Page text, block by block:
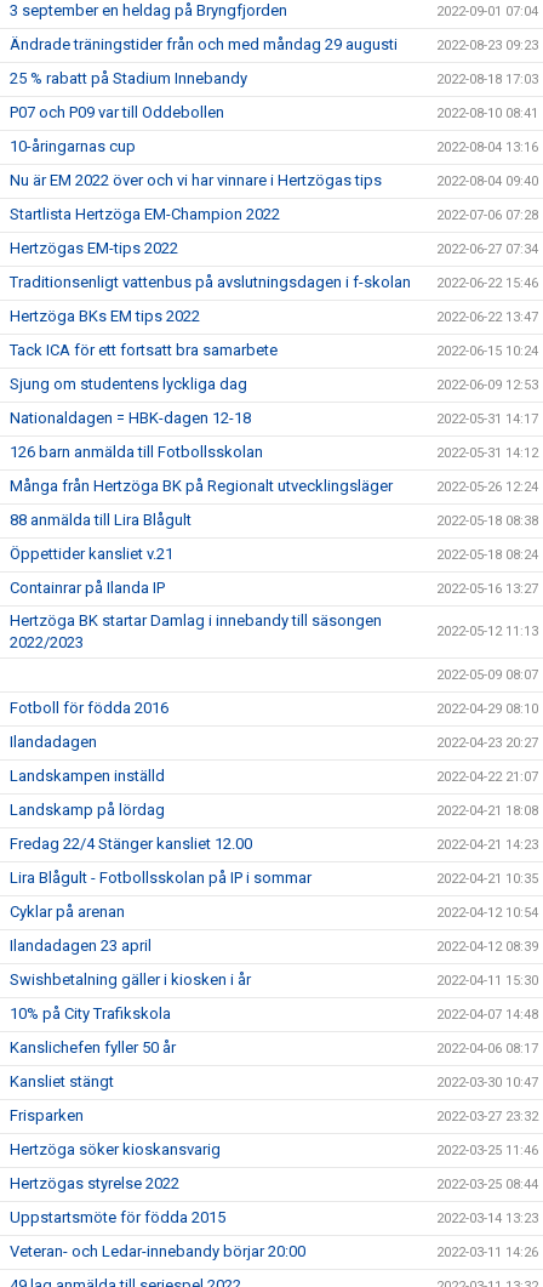
3 september en heldag på Bryngfjorden 2022-09-01 07:04
Ändrade träningstider från och med måndag 29 augusti 2022-08-23 09:23
25 % rabatt på Stadium Innebandy 2022-08-18 17:03
P07 och P09 var till Oddebollen 2022-08-10 08:41
10-åringarnas cup 2022-08-04 13:16
Nu är EM 2022 över och vi har vinnare i Hertzögas tips 2022-08-04 09:40
Startlista Hertzöga EM-Champion 2022 2022-07-06 07:28
Hertzögas EM-tips 2022 2022-06-27 07:34
Traditionsenligt vattenbus på avslutningsdagen i f-skolan 2022-06-22 15:46
Hertzöga BKs EM tips 2022 2022-06-22 13:47
Tack ICA för ett fortsatt bra samarbete 2022-06-15 10:24
Sjung om studentens lyckliga dag 2022-06-09 12:53
Nationaldagen = HBK-dagen 12-18 2022-05-31 14:17
126 barn anmälda till Fotbollsskolan 2022-05-31 14:12
Många från Hertzöga BK på Regionalt utvecklingsläger 2022-05-26 12:24
88 anmälda till Lira Blågult 2022-05-18 08:38
Öppettider kansliet v.21 2022-05-18 08:24
Containrar på Ilanda IP 2022-05-16 13:27
Hertzöga BK startar Damlag i innebandy till säsongen
2022/2023
2022-05-12 11:13
2022-05-09 08:07
Fotboll för födda 2016 2022-04-29 08:10
Ilandadagen 2022-04-23 20:27
Landskampen inställd 2022-04-22 21:07
Landskamp på lördag 2022-04-21 18:08
Fredag 22/4 Stänger kansliet 12.00 2022-04-21 14:23
Lira Blågult - Fotbollsskolan på IP i sommar 2022-04-21 10:35
Cyklar på arenan 2022-04-12 10:54
Ilandadagen 23 april 2022-04-12 08:39
Swishbetalning gäller i kiosken i år 2022-04-11 15:30
10% på City Trafikskola 2022-04-07 14:48
Kanslichefen fyller 50 år 2022-04-06 08:17
Kansliet stängt 2022-03-30 10:47
Frisparken 2022-03-27 23:32
Hertzöga söker kioskansvarig 2022-03-25 11:46
Hertzögas styrelse 2022 2022-03-25 08:44
Uppstartsmöte för födda 2015 2022-03-14 13:23
Veteran- och Ledar-innebandy börjar 20:00 2022-03-11 14:26